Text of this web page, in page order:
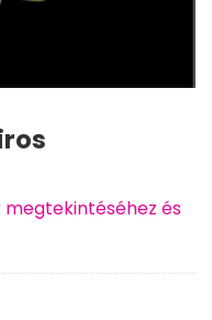
megtekintéséhez és